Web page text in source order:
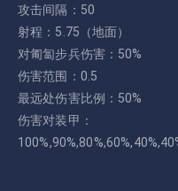
攻击间隔：50
射程：5.75（地面）
对匍匐步兵伤害：50%
伤害范围：0.5
最远处伤害比例：50%
伤害对装甲：